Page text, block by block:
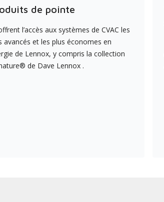
de pointe
l’accès aux systèmes de CVAC les
avancés et les plus économes en
de Lennox, y compris la collection
de Dave Lennox .